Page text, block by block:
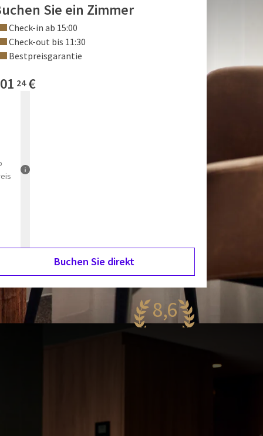
Sie ein Zimmer
Check-in ab 15:00
Check-out bis 11:30
Bestpreisgarantie
24 €
Buchen Sie direkt
8,6
Bewertungen